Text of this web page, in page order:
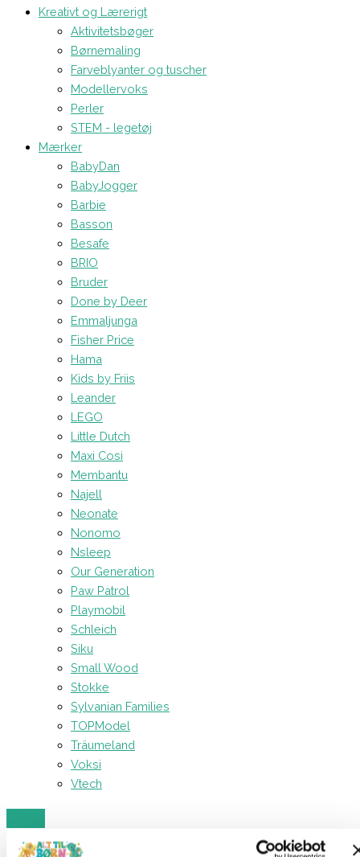
Kreativt og Lærerigt
Aktivitetsbøger
Børnemaling
Farveblyanter og tuscher
Modellervoks
Perler
STEM - legetøj
Mærker
BabyDan
BabyJogger
Barbie
Basson
Besafe
BRIO
Bruder
Done by Deer
Emmaljunga
Fisher Price
Hama
Kids by Friis
Leander
LEGO
Little Dutch
Maxi Cosi
Membantu
Najell
Neonate
Nonomo
Nsleep
Our Generation
Paw Patrol
Playmobil
Schleich
Siku
Small Wood
Stokke
Sylvanian Families
TOPModel
Träumeland
Voksi
Vtech
Schleich Horse Club
Schleich –